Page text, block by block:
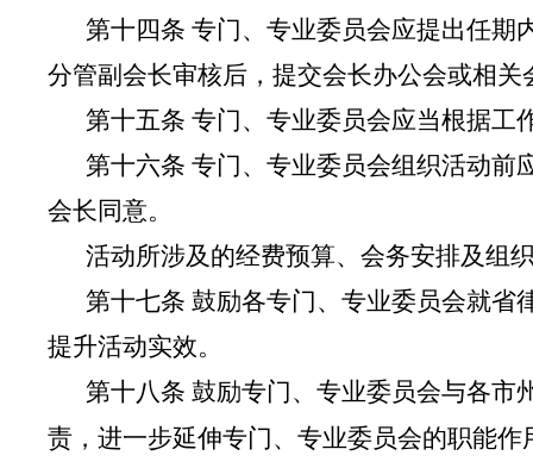
第十四条 专门、专业委员会应提出任期
分管副会长审核后，提交会长办公会或相
第十五条 专门、专业委员会应当根据工
第十六条 专门、专业委员会组织活动前
会长同意。
活动所涉及的经费预算、会务安排及组
第十七条 鼓励各专门、专业委员会就省
提升活动实效。
第十八条 鼓励专门、专业委员会与各市
责，进一步延伸专门、专业委员会的职能